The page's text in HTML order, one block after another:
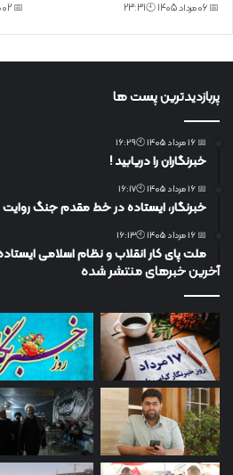
📅 06 مرداد 1405 🕙23:31 📅 02 مرداد 1405 🕙18:47
پربازدیدترین پست ها
📅 16 مرداد 1405 🕙16:29
خبرنگاران را دریابید !
📅 16 مرداد 1405 🕙16:17
خبرنگار، ایستاده در خط مقدم جنگ
📅 16 مرداد 1405 🕙16:13
ملت پای کار انقلاب و نظام اسلامی
آخرین خبرهای منتشر شده